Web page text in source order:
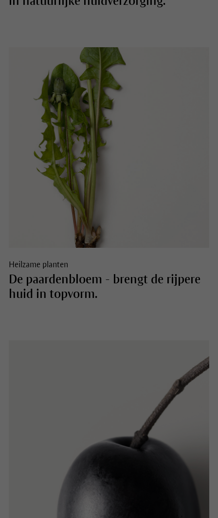
Heilzame planten
De paardenbloem - brengt de rijpere
huid in topvorm.